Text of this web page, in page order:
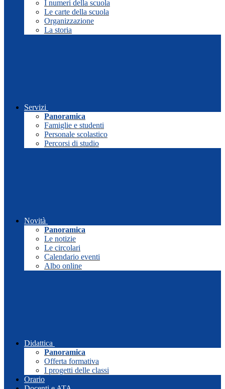
I numeri della scuola
Le carte della scuola
Organizzazione
La storia
Servizi
Panoramica
Famiglie e studenti
Personale scolastico
Percorsi di studio
Novità
Panoramica
Le notizie
Le circolari
Calendario eventi
Albo online
Didattica
Panoramica
Offerta formativa
I progetti delle classi
Orario